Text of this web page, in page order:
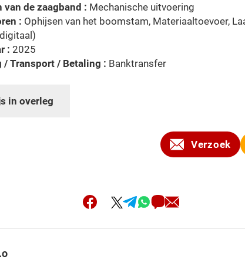
van de zaagband : Mechanische uitvoering
: Ophijsen van het boomstam, Materiaaltoevoer,
: 2025
/ Transport / Betaling : Banktransfer
in overleg
Verzoek